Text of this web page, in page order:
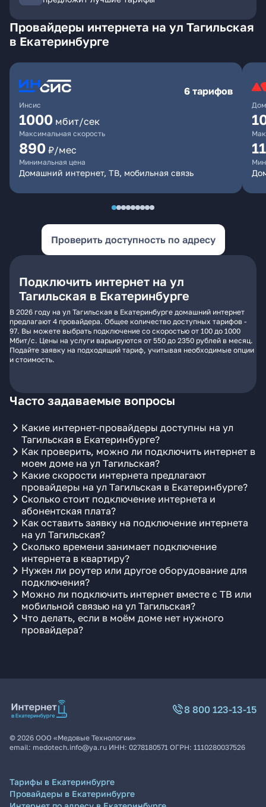
Провайдеры интернета на ул Тагильская
в Екатеринбурге
Инсис
6 тарифов
1000 мбит/сек
Максимальная скорость
890 ₽/мес
Минимальная цена
Домашний интернет, ТВ, мобильная связь
Проверить доступность по адресу
Подключить интернет на ул
Тагильская в Екатеринбурге
В 2026 году на ул Тагильская в Екатеринбурге домашний интернет
предлагают 4 провайдера. Общее количество доступных тарифов -
97. Вы можете выбрать подключение со скоростью от 100 до 1000
Мбит/с. Цены на услуги варьируются от 550 до 2350 рублей в месяц.
Подайте заявку на подходящий тариф, учитывая необходимые опции
и стоимость.
Часто задаваемые вопросы
Какие интернет-провайдеры доступны на ул
Тагильская в Екатеринбурге?
Как проверить, можно ли подключить интернет в
моем доме на ул Тагильская?
Какие скорости интернета предлагают
провайдеры на ул Тагильская в Екатеринбурге?
Сколько стоит подключение интернета и
абонентская плата?
Как оставить заявку на подключение интернета
на ул Тагильская?
Сколько времени занимает подключение
интернета в квартиру?
Нужен ли роутер или другое оборудование для
подключения?
Можно ли подключить интернет вместе с ТВ или
мобильной связью на ул Тагильская?
Что делать, если в моём доме нет нужного
провайдера?
8 800 123-13-15
© 2026 ООО «Медовые Технологии»
email: medotech.info@ya.ru ИНН: 0278180571 ОГРН: 1110280037526
Тарифы в Екатеринбурге
Провайдеры в Екатеринбурге